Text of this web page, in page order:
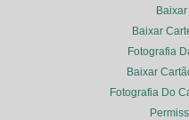
Baixar
Fotografia
Baixar
Fotografia Do